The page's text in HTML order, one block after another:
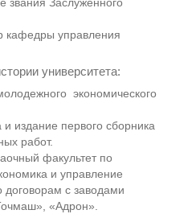
управления
университета:
экономического
издание первого сборника
работ.
факультет по
и управление
договорам с заводами
«Адрон».